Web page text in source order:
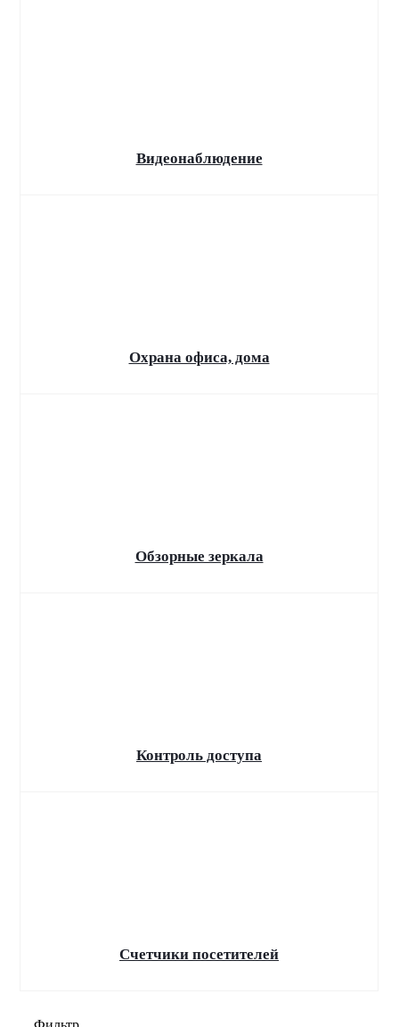
Видеонаблюдение
Охрана офиса, дома
Обзорные зеркала
Контроль доступа
Счетчики посетителей